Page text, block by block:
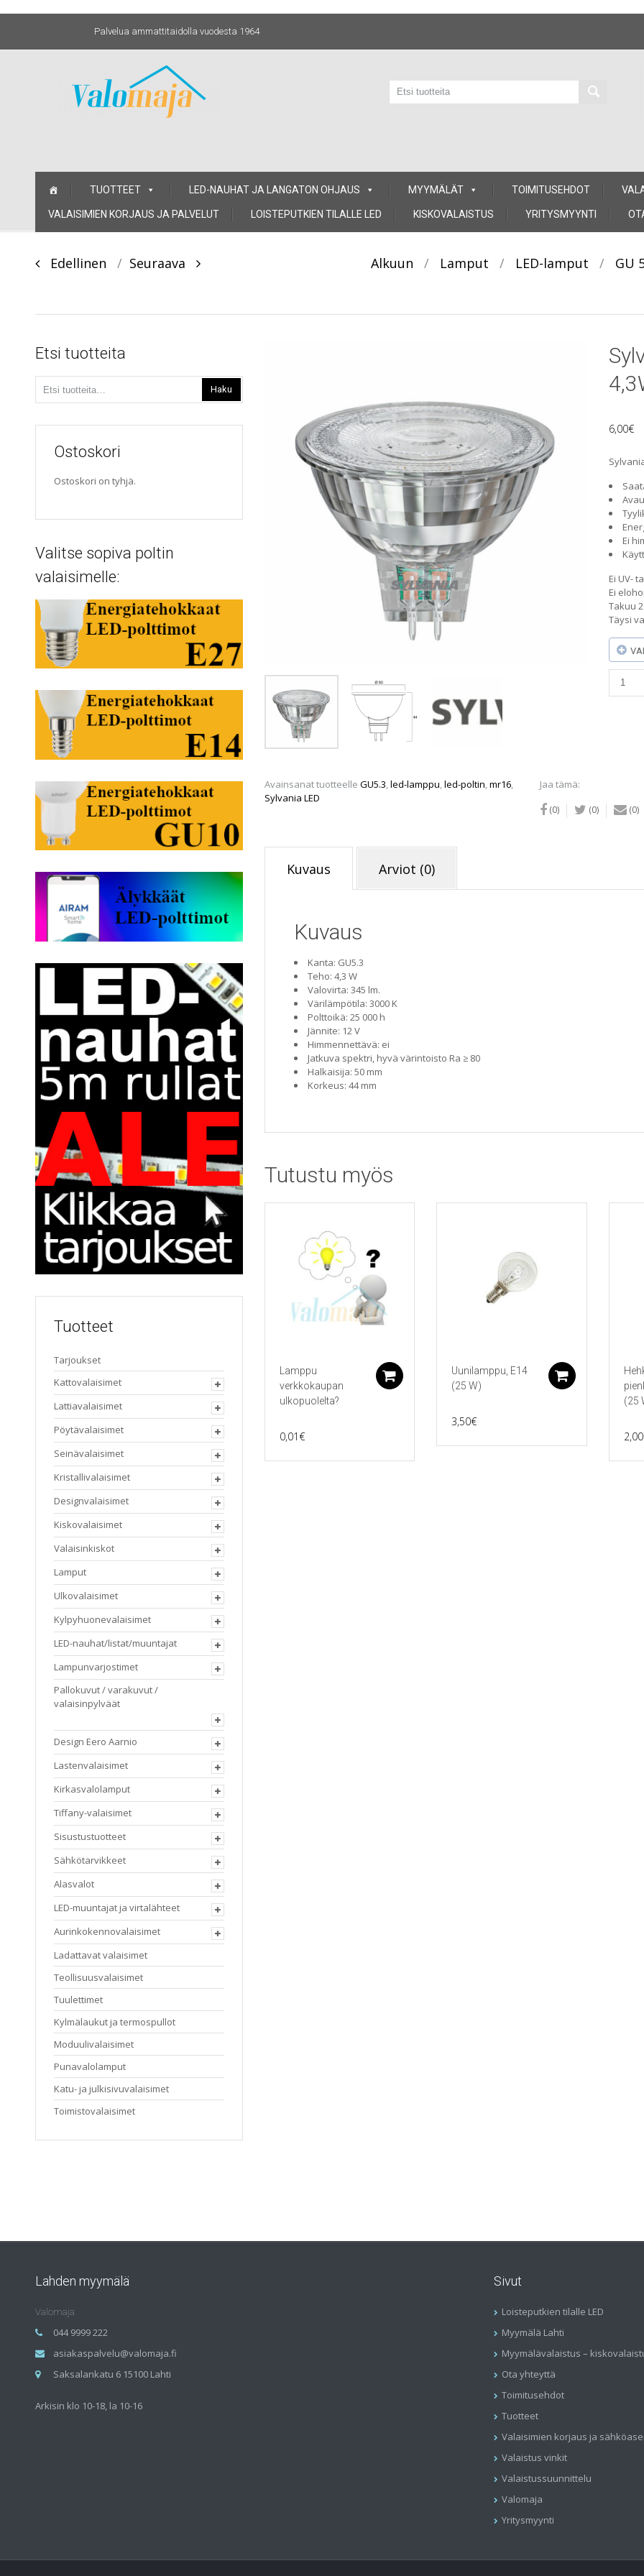
Palvelua ammattitaidolla vuodesta 1964
TUOTTEET LED-NAUHAT JA LANGATON OHJAUS MYYMÄLÄT TOIMITUSEHDOT
VALAISIMIEN KORJAUS JA PALVELUT LOISTEPUTKIEN TILALLE LED KISKOVALAISTUS YRITYSMYYNTI
Post
Edellinen Seuraava Alkuun / Lamput / LED-lamput / GU
6,00€
Ei
Ei UV-
Ei
Takuu
Täysi
LED
Avainsanat tuotteelle GU5.3,led-lamppu,led-poltin,mr16,
Sylvania LED
Jaa tämä:
(0) (0) (0)
Kuvaus Arviot (0)
Kuvaus
Kanta: GU5.3
Teho: 4,3 W
Valovirta: 345 lm.
Värilämpötila: 3000 K
Polttoikä: 25 000 h
Jännite: 12 V
Himmennettävä: ei
Jatkuva spektri, hyvä värintoisto Ra ≥ 80
Halkaisija: 50 mm
Korkeus: 44 mm
Tutustu myös
Lamppu
verkkokaupan
ulkopuolelta?
0,01 €
Lisää ostoskoriin
Uunilamppu, E14
(25 W)
3,50€
Lisää
(25
2,00
Etsi tuotteita
Haku
Ostoskori
Ostoskori on tyhjä.
Valitse sopiva poltin
valaisimelle:
Tuotteet
Tarjoukset
Kattovalaisimet
Lattiavalaisimet
Pöytävalaisimet
Seinävalaisimet
Kristallivalaisimet
Designvalaisimet
Kiskovalaisimet
Valaisinkiskot
Lamput
Ulkovalaisimet
Kylpyhuonevalaisimet
LED-nauhat/listat/muuntajat
Lampunvarjostimet
Pallokuvut / varakuvut /
valaisinpylväät
Design Eero Aarnio
Lastenvalaisimet
Kirkasvalolamput
Tiffany-valaisimet
Sisustustuotteet
Sähkötarvikkeet
Alasvalot
LED-muuntajat ja virtalähteet
Aurinkokennovalaisimet
Ladattavat valaisimet
Teollisuusvalaisimet
Tuulettimet
Kylmälaukut ja termospullot
Moduulivalaisimet
Punavalolamput
Katu- ja julkisivuvalaisimet
Toimistovalaisimet
Lahden myymälä
Valomaja
044 9999 222
asiakaspalvelu@valomaja.fi
Saksalankatu 6 15100 Lahti
Arkisin klo 10-18, la 10-16
Sivut
Loisteputkien tilalle LED
Myymälä Lahti
Myymälävalaistus –
Ota yhteyttä
Toimitusehdot
Tuotteet
Valaisimien korjaus ja
Valaistus vinkit
Valaistussuunnittelu
Valomaja
Yritysmyynti